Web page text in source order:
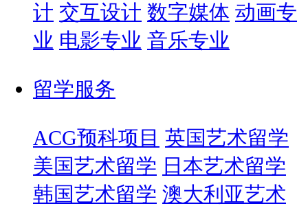
计 交互设计 数字媒体 动画专
业 电影专业 音乐专业
留学服务
ACG预科项目 英国艺术留学
美国艺术留学 日本艺术留学
韩国艺术留学 澳大利亚艺术